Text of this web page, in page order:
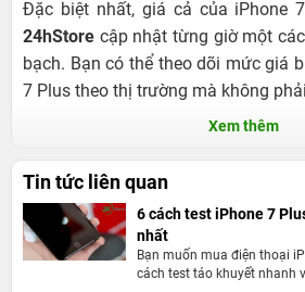
Đặc biệt nhất, giá cả của iPhone
24hStore cập nhật từng giờ một
bạch. Bạn có thể theo dõi mức giá
7 Plus theo thị trường mà không
Xem thêm
Tin tức liên quan
6 cách test iPhone 7
nhất
Bạn muốn mua điện thoại
cách test táo khuyết nhanh